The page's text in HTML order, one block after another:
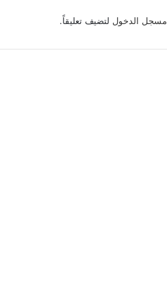
مسجل الدخول لتضيف تعليقاً.